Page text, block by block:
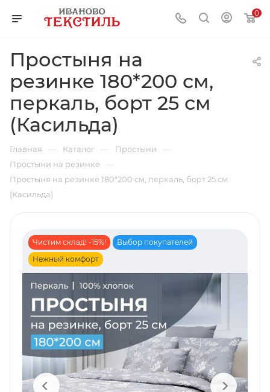
0
Простыня на
резинке 180*200 см,
перкаль, борт 25 см
(Касильда)
Главная — Каталог — Простыни —
Простыни на резинке —
Простыня на резинке 180*200 см, перкаль, борт 25 см
(Касильда)
Чистим склад! -15%!
Выбор покупателей
Нежный комфорт